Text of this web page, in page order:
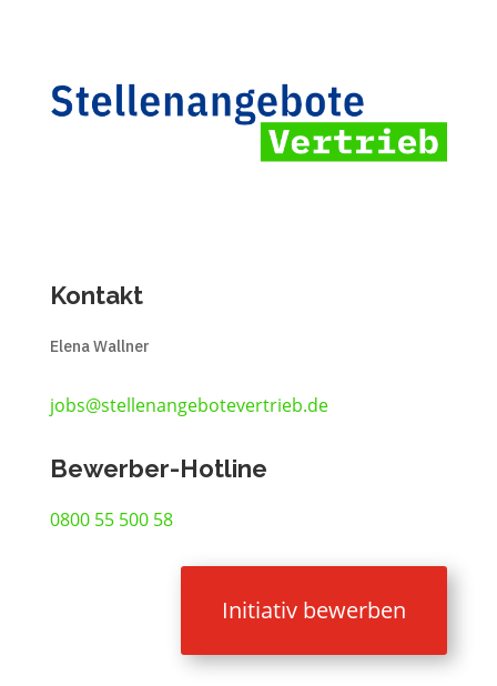
Kontakt
Elena Wallner
jobs@stellenangebotevertrieb.de
Bewerber-Hotline
0800 55 500 58
Initiativ bewerben